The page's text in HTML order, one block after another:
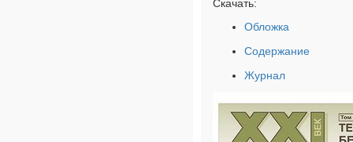
Скачать:
Обложка
Содержание
Журнал